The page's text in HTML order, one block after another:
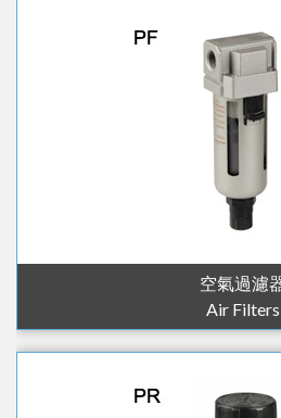
空氣過濾
Air Filters